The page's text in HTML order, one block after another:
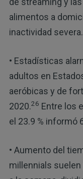
alimentos a
inactividad severa.
• Estadísticas
adultos en
aeróbicas y de
2020.26 Entre los
el 23.9 % informó
• Aumento del
millennials